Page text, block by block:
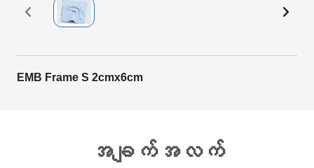
EMB Frame S 2cmx6cm
အချက်အလက်